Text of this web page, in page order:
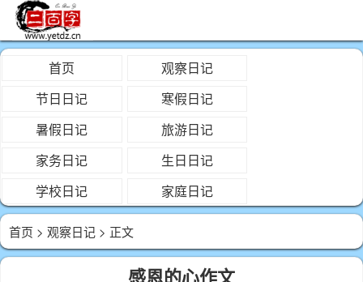
首页
观察日记
节日日记
寒假日记
暑假日记
旅游日记
家务日记
生日日记
学校日记
家庭日记
首页 > 观察日记 > 正文
感恩的心作文